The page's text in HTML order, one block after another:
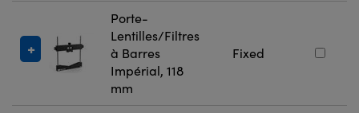
Porte-
Lentilles/Filtres
à Barres
Impérial, 118
mm
Fixed